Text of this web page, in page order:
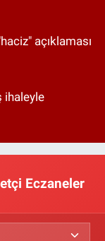
açıklaması
ihaleyle
Eczaneler